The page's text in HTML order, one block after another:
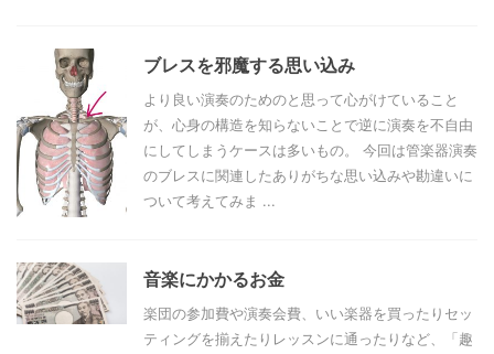
ブレスを邪魔する思い込み
より良い演奏のためのと思って心がけていること
が、心身の構造を知らないことで逆に演奏を不自由
にしてしまうケースは多いもの。 今回は管楽器演奏
のブレスに関連したありがちな思い込みや勘違いに
ついて考えてみま ...
音楽にかかるお金
楽団の参加費や演奏会費、いい楽器を買ったりセッ
ティングを揃えたりレッスンに通ったりなど、「趣